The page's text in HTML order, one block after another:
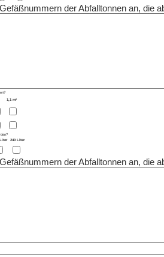
der Abfalltonnen an, die
1,1 m³
240 Liter
der Abfalltonnen an, die